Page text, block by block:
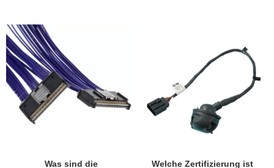
Was sind die
Welche Zertifizierung ist